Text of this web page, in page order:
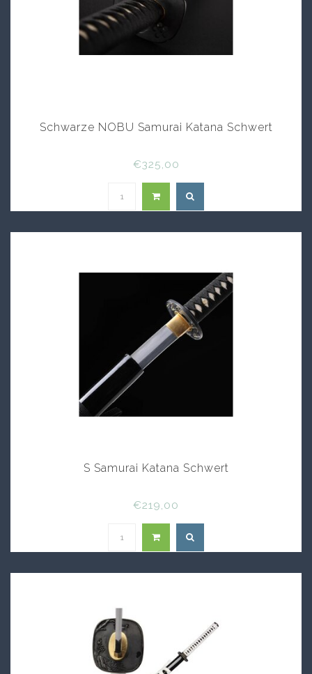
Schwarze NOBU Samurai Katana Schwert
€325,00
S Samurai Katana Schwert
€219,00